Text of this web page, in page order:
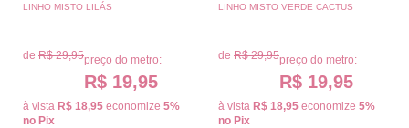
LINHO MISTO LILÁS
de R$ 29,95preço do metro:
R$ 19,95
à vista R$ 18,95 economize 5%
no Pix
LINHO MISTO VERDE CACTUS
de R$ 29,95preço do metro:
R$ 19,95
à vista R$ 18,95 economize 5%
no Pix